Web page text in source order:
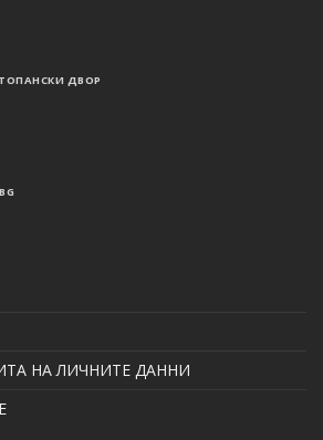
ДВОР
НА ЛИЧНИТЕ ДАННИ